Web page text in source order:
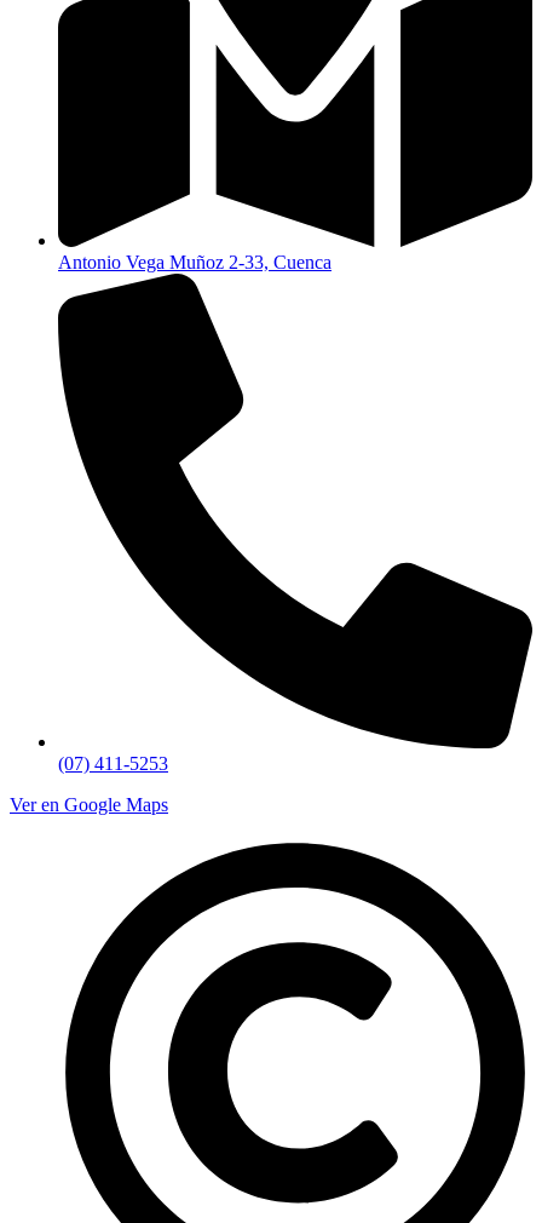
Antonio Vega Muñoz 2-33, Cuenca
(07) 411-5253
Ver en Google Maps